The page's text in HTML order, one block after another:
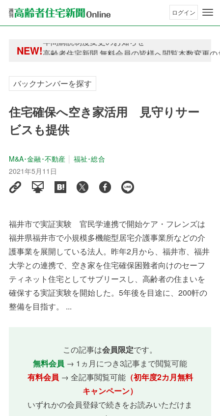
ログイン
NEW!高齢者住宅新聞 無料会員の皆様へ閲覧本数変更
高齢者住宅新聞 無料会員の皆様へ閲覧本数変更
バックナンバーを探す
住宅確保へ空き家活用 見守りサー
ビスも提供
M&A･金融･不動産
福祉･総合
2021年5月11日
福井市で実証実験 官民学連携で開始ケア・フレンズは
福井県福井市で小規模多機能型居宅介護事業所などの介
護事業を展開している法人。昨年2月から、福井市、福井
大学との連携で、空き家を住宅確保困難者向けのセーフ
ティネット住宅としてサブリースし、高齢者の住まいを
確保する実証実験を開始した。5年後を目途に、200軒の
整備を目指す。 ...
この記事は会員限定です。
無料会員 → 1ヵ月につき3記事まで閲覧可能
有料会員 → 全記事閲覧可能（初年度2カ月無料
キャンペーン）
いずれかの会員登録で続きをお読みいただけま